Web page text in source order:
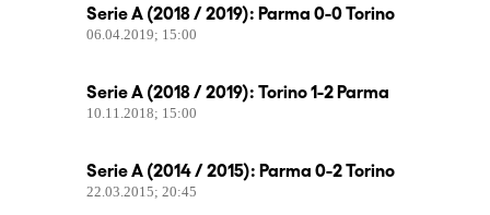
Serie A (2018 / 2019): Parma 0-0 Torino
06.04.2019; 15:00
Serie A (2018 / 2019): Torino 1-2 Parma
10.11.2018; 15:00
Serie A (2014 / 2015): Parma 0-2 Torino
22.03.2015; 20:45